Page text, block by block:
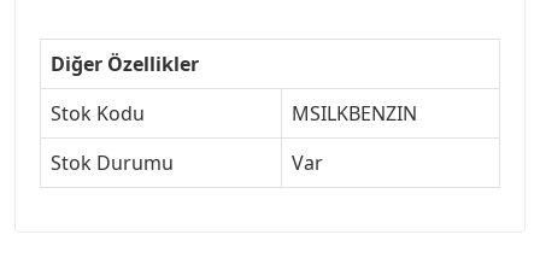
Diğer Özellikler
Stok Kodu
MSILKBENZIN
Stok Durumu
Var